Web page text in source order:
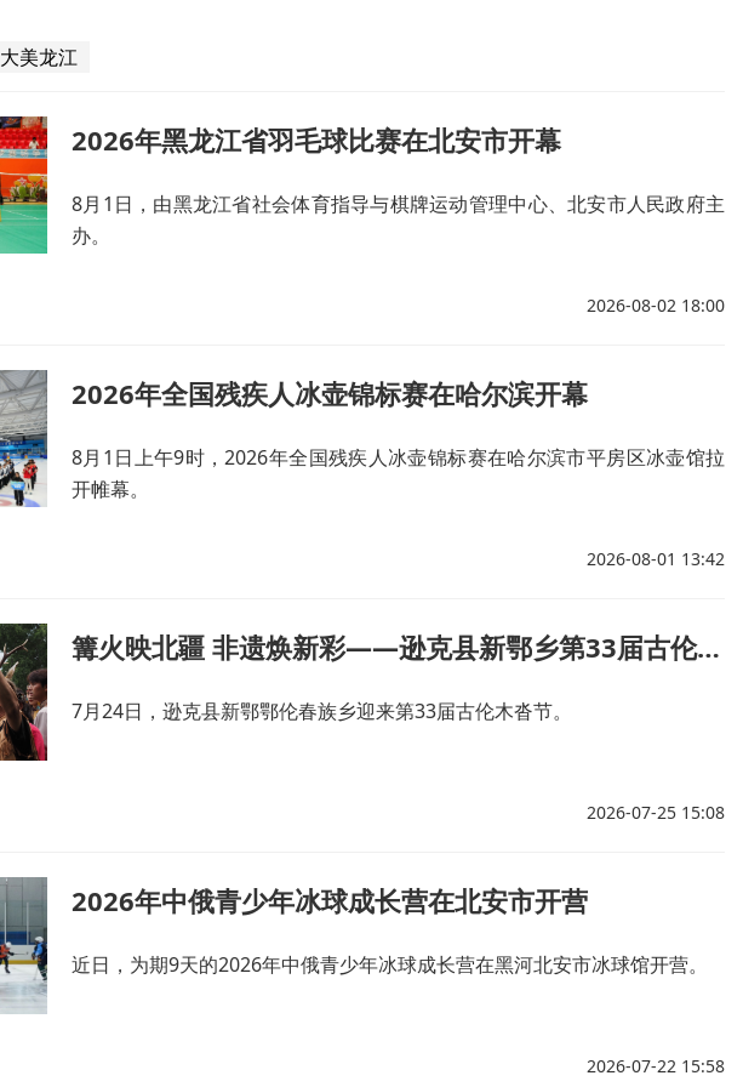
大美龙江
2026年黑龙江省羽毛球比赛在北安市开幕
8月1日，由黑龙江省社会体育指导与棋牌运动管理中心、北安市人民政府主
办。
2026-08-02 18:00
2026年全国残疾人冰壶锦标赛在哈尔滨开幕
8月1日上午9时，2026年全国残疾人冰壶锦标赛在哈尔滨市平房区冰壶馆拉
开帷幕。
2026-08-01 13:42
篝火映北疆 非遗焕新彩——逊克县新鄂乡第33届古伦木沓节盛大举行
7月24日，逊克县新鄂鄂伦春族乡迎来第33届古伦木沓节。
2026-07-25 15:08
2026年中俄青少年冰球成长营在北安市开营
近日，为期9天的2026年中俄青少年冰球成长营在黑河北安市冰球馆开营。
2026-07-22 15:58